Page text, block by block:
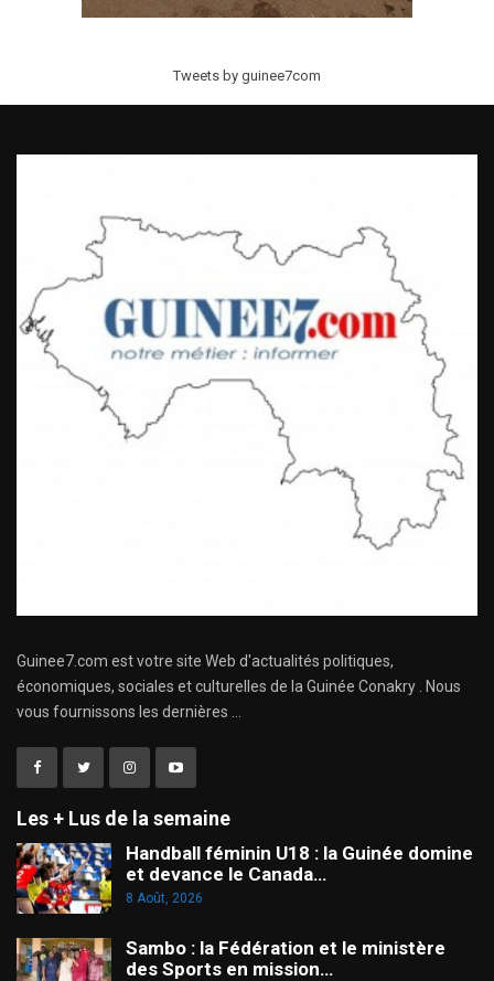
Tweets by guinee7com
Guinee7.com est votre site Web d'actualités politiques,
économiques, sociales et culturelles de la Guinée Conakry . Nous
vous fournissons les dernières ...
Les + Lus de la semaine
Handball féminin U18 : la Guinée domine
et devance le Canada…
8 Août, 2026
Sambo : la Fédération et le ministère
des Sports en mission…